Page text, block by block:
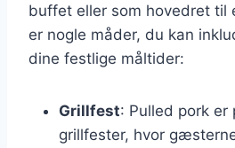
buffet eller som hovedret til
er nogle måder, du kan
dine festlige måltider:
Grillfest: Pulled pork er
grillfester, hvor